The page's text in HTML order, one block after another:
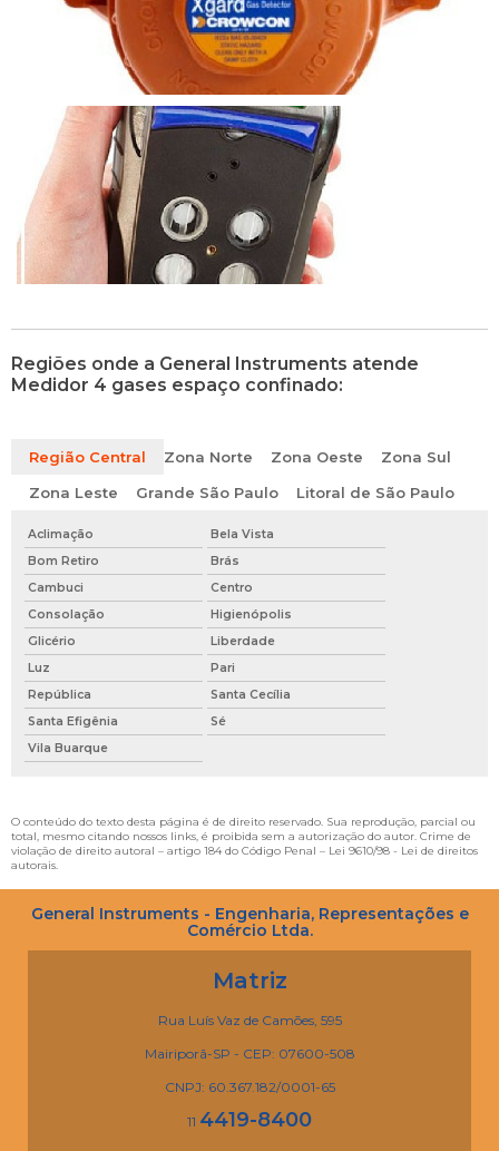
Regiões onde a General Instruments atende
Medidor 4 gases espaço confinado:
Região Central Zona Norte Zona Oeste
Zona Sul
Zona Leste
Grande São Paulo Litoral de São Paulo
Aclimação
Bela Vista
Bom Retiro
Brás
Cambuci
Centro
Consolação
Higienópolis
Glicério
Liberdade
Luz
Pari
República
Santa Cecília
Santa Efigênia
Sé
Vila Buarque
O conteúdo do texto desta página é de direito reservado. Sua reprodução, parcial ou
total, mesmo citando nossos links, é proibida sem a autorização do autor. Crime de
violação de direito autoral – artigo 184 do Código Penal – Lei 9610/98 - Lei de direitos
autorais.
General Instruments - Engenharia, Representações e
Comércio Ltda.
Matriz
Rua Luís Vaz de Camões, 595
Mairiporã-SP - CEP: 07600-508
CNPJ: 60.367.182/0001-65
11 4419-8400